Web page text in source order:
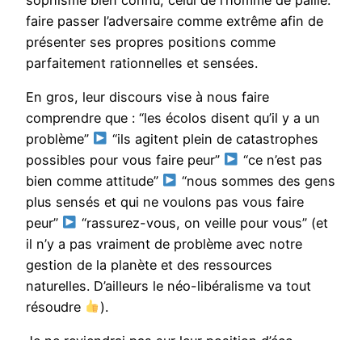
faire passer l’adversaire comme extrême afin de
présenter ses propres positions comme
parfaitement rationnelles et sensées.
En gros, leur discours vise à nous faire
comprendre que : “les écolos disent qu’il y a un
problème”
“ils agitent plein de catastrophes
possibles pour vous faire peur”
“ce n’est pas
bien comme attitude”
“nous sommes des gens
plus sensés et qui ne voulons pas vous faire
peur”
“rassurez-vous, on veille pour vous” (et
il n’y a pas vraiment de problème avec notre
gestion de la planète et des ressources
naturelles. D’ailleurs le néo-libéralisme va tout
résoudre
).